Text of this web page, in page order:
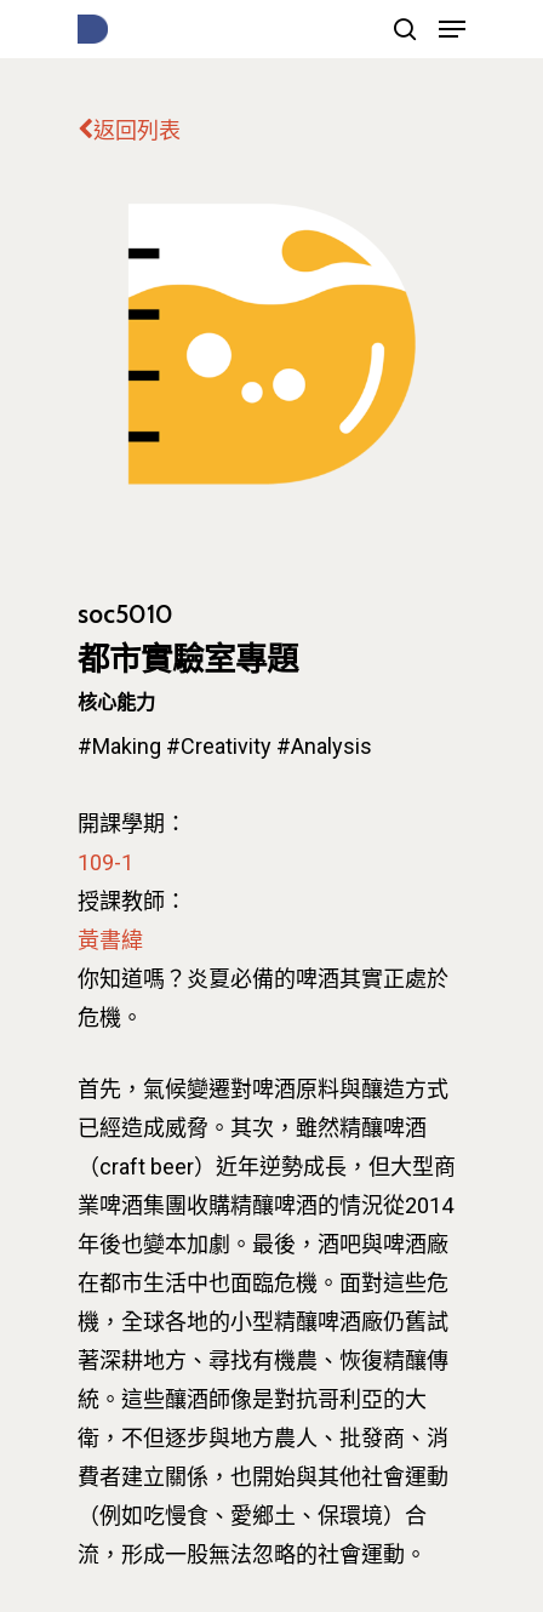
按下Enter開始搜尋，或Esc關閉跳窗
返回列表
soc5010
都市實驗室專題
核心能力
#Making #Creativity #Analysis
開課學期：
109-1
授課教師：
黃書緯
你知道嗎？炎夏必備的啤酒其實正處於
危機。
首先，氣候變遷對啤酒原料與釀造方式
已經造成威脅。其次，雖然精釀啤酒
（craft beer）近年逆勢成長，但大型商
業啤酒集團收購精釀啤酒的情況從2014
年後也變本加劇。最後，酒吧與啤酒廠
在都市生活中也面臨危機。面對這些危
機，全球各地的小型精釀啤酒廠仍舊試
著深耕地方、尋找有機農、恢復精釀傳
統。這些釀酒師像是對抗哥利亞的大
衛，不但逐步與地方農人、批發商、消
費者建立關係，也開始與其他社會運動
（例如吃慢食、愛鄉土、保環境）合
流，形成一股無法忽略的社會運動。